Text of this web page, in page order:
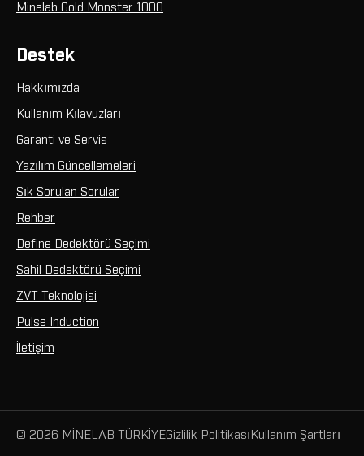
Minelab Gold Monster 1000
Destek
Hakkımızda
Kullanım Kılavuzları
Garanti ve Servis
Yazılım Güncellemeleri
Sık Sorulan Sorular
Rehber
Define Dedektörü Seçimi
Sahil Dedektörü Seçimi
ZVT Teknolojisi
Pulse Induction
İletişim
© 2026 MİNELAB TÜRKİYEGizlilik Politikası Kullanım Şartları